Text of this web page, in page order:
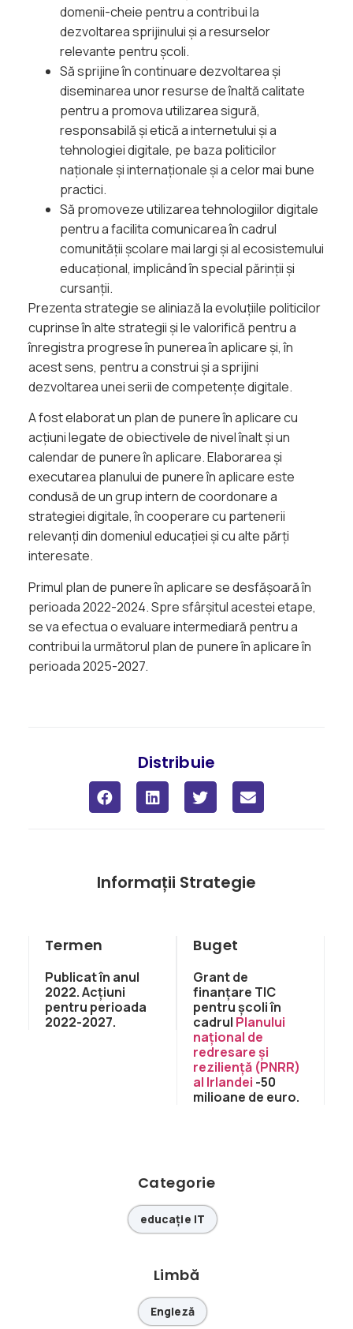
domenii-cheie pentru a contribui la
dezvoltarea sprijinului și a resurselor
relevante pentru școli.
Să sprijine în continuare dezvoltarea și
diseminarea unor resurse de înaltă calitate
pentru a promova utilizarea sigură,
responsabilă și etică a internetului și a
tehnologiei digitale, pe baza politicilor
naționale și internaționale și a celor mai bune
practici.
Să promoveze utilizarea tehnologiilor digitale
pentru a facilita comunicarea în cadrul
comunității școlare mai largi și al ecosistemului
educațional, implicând în special părinții și
cursanții.
Prezenta strategie se aliniază la evoluțiile politicilor
cuprinse în alte strategii și le valorifică pentru a
înregistra progrese în punerea în aplicare și, în
acest sens, pentru a construi și a sprijini
dezvoltarea unei serii de competențe digitale.
A fost elaborat un plan de punere în aplicare cu
acțiuni legate de obiectivele de nivel înalt și un
calendar de punere în aplicare. Elaborarea și
executarea planului de punere în aplicare este
condusă de un grup intern de coordonare a
strategiei digitale, în cooperare cu partenerii
relevanți din domeniul educației și cu alte părți
interesate.
Primul plan de punere în aplicare se desfășoară în
perioada 2022-2024. Spre sfârșitul acestei etape,
se va efectua o evaluare intermediară pentru a
contribui la următorul plan de punere în aplicare în
perioada 2025-2027.
Distribuie
Informații Strategie
Termen
Publicat în anul
2022. Acțiuni
pentru perioada
2022-2027.
Buget
Grant de
finanțare TIC
pentru școli în
cadrul Planului
național de
redresare și
reziliență (PNRR)
al Irlandei -50
milioane de euro.
Categorie
educație IT
Limbă
Engleză